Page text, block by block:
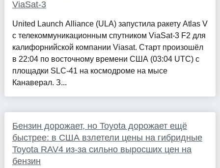
ViaSat-3
United Launch Alliance (ULA) запустила ракету Atlas V
с телекоммуникационным спутником ViaSat-3 F2 для
калифорнийской компании Viasat. Старт произошёл
в 22:04 по восточному времени США (03:04 UTC) с
площадки SLC-41 на космодроме на мысе
Канаверал. З...
Бензин дорожает, но Toyota дорожает ещё
быстрее: в США взлетели цены на гибридные
Toyota RAV4 из-за сильно выросших цен на
бензин